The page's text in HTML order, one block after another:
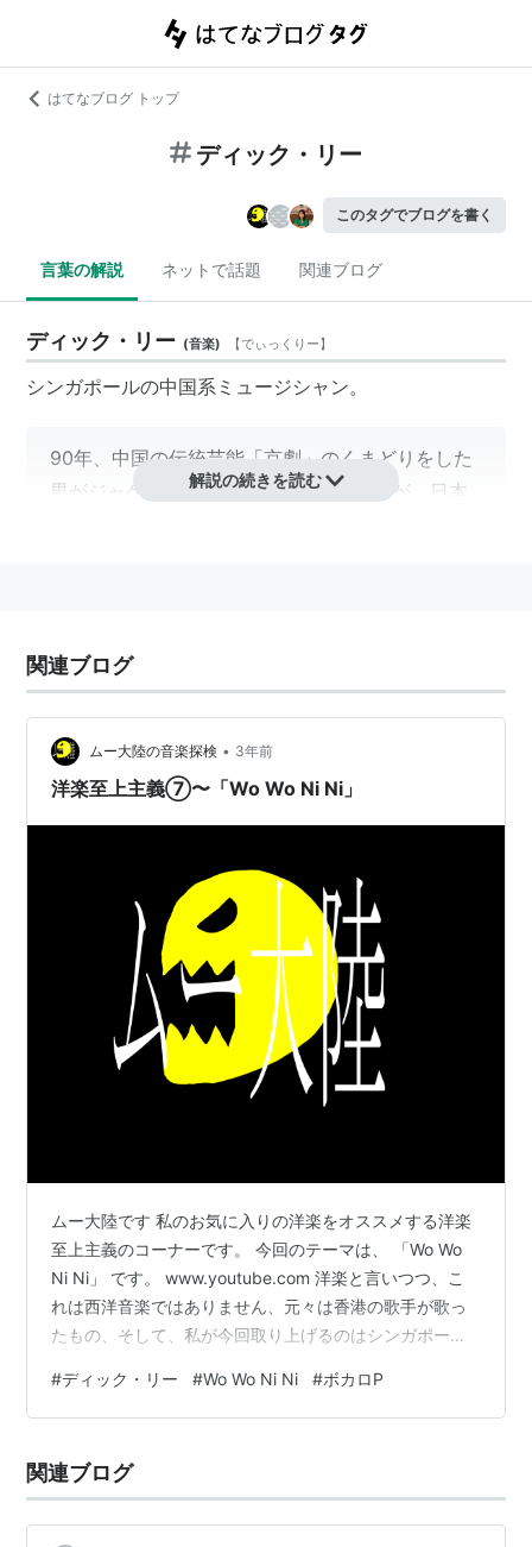
はてなブログ トップ
ディック・リー
このタグでブログを書く
言葉の解説 ネットで話題 関連ブログ
ディック・リー (音楽) 【でぃっくりー】
シンガポールの中国系ミュージシャン。
90年、中国の伝統芸能「京劇」のくまどりをした
男がジャケットに描かれているアルバムが、日本
い」という定説をくつがえす作品となったのだ。
シンガポールは64年にマレーシアから独立したば
かりの小国だが、その地理的環境からアジアの金
融センターとして発展してきた。全人口のほとん
どを華僑が占めるが、先住のマレー/インド系住民
との共存を進めてきた国である。中国語/マレー
として英語が用いられている。ディック・リー
は、リチャード・リーという英語名とともに、李
炳文(リー・ペンブン)という中国名をもつ中華系
シンガポール人である。
「マッド・チャイナマン」では、東洋と西洋、両
方の文化を併せもつ微妙な心情を、オリエンタル
なメロディと現代的なアメリカン・ポップスのア
洋」「トラッドとポップ」といった二律背反の葛
藤を歌っているからだろう。自身の作品のみなら
ず、香港の林憶蓮(サンディ・ラム )や日本のサン
ディー
などのプロデュース・ワークでもその才能
を発揮している。
アのポピュラー・ミュージック・シーンの最重要
人物の一人である。
goo 音楽より
解説の続きを読む
関連ブログ
ムー大陸の音楽探検 • 3年前
洋楽至上主義⑦〜「Wo Wo Ni Ni」
ムー大陸です 私のお気に入りの洋楽をオススメする洋楽
至上主義のコーナーです。 今回のテーマは、 「Wo Wo
Ni Ni」 です。 www.youtube.com 洋楽と言いつつ、こ
れは西洋音楽ではありません、元々は香港の歌手が歌っ
たもの、そして、私が今回取り上げるのはシンガポール
本来、洋楽とは言い難いとこですが、そこは外国の音楽
で、外国語の歌それも英語ということでご容赦くださ
ポールでは有名なミュージシャンですが、世界的なヒッ
トがある訳ではありません。ただ日本やアジアではそこ
#ディック・リー #Wo Wo Ni Ni #ボカロP
関連ブログ